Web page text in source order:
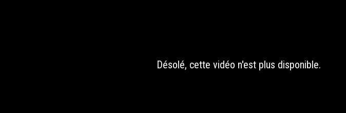
Désolé, cette vidéo n'est plus disponible.